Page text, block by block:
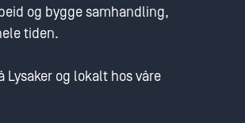
og bygge samhandling,
tiden.
og lokalt hos våre